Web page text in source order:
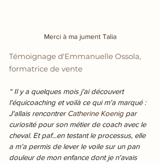
Merci à ma jument Talia
Témoignage d'Emmanuelle Ossola,
formatrice de vente
“ Il y a quelques mois j'ai découvert
l'équicoaching et voilà ce qui m'a marqué :
J'allais rencontrer Catherine Koenig par
curiosité pour son métier de coach avec le
cheval. Et paf...en testant le processus, elle
a m'a permis de lever le voile sur un pan
douleur de mon enfance dont je n'avais